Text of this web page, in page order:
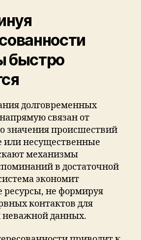
быстро
долговременных
связан от
значения происшествий
или несущественные
механизмы
в достаточной
экономит
ресурсы, не формируя
контактов для
неважной данных.